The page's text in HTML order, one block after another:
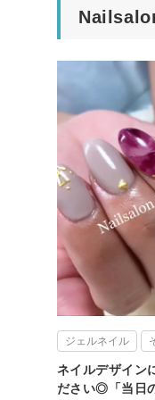
ジェルネイル
ネイルデザイン
ださい◎「当日